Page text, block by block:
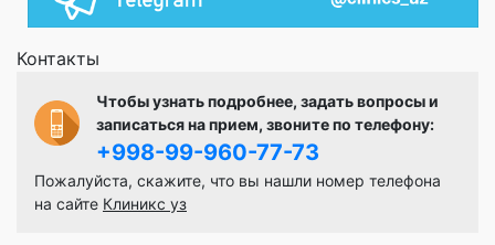
Контакты
Чтобы узнать подробнее, задать вопросы и
записаться на прием, звоните по телефону:
+998-99-960-77-73
Пожалуйста, скажите, что вы нашли номер телефона
на сайте Клиникс уз